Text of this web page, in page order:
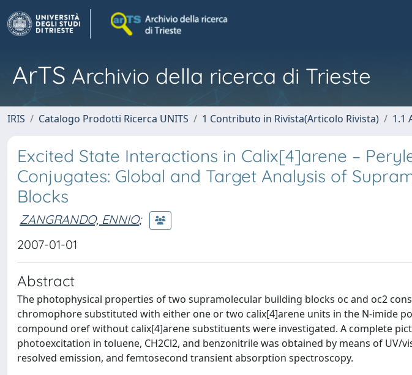
ArTS Archivio della ricerca di Trieste
IRIS Catalogo Prodotti Ricerca UNITS 1 Contributo in Rivista(Articolo Rivista) 1.1
Excited State Interactions in Calix[4]arene –
Conjugates: Global and Target Analysis of
Blocks
ZANGRANDO, ENNIO;
2007-01-01
Abstract
The photophysical properties of two supramolecular building blocks oc and oc2
chromophore substituted with either one or two calix[4]arene units in the N-imide
compound oref without calix[4]arene substituents were investigated. A complete
photoexcitation in toluene, CH2Cl2, and benzonitrile was obtained by means of UV/
resolved emission, and femtosecond transient absorption spectroscopy.